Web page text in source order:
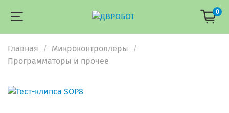
0
Главная
Микроконтроллеры
Программаторы и прочее